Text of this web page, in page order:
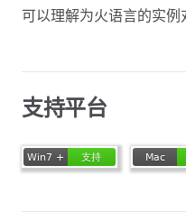
可以理解为火语言的实例
支持平台